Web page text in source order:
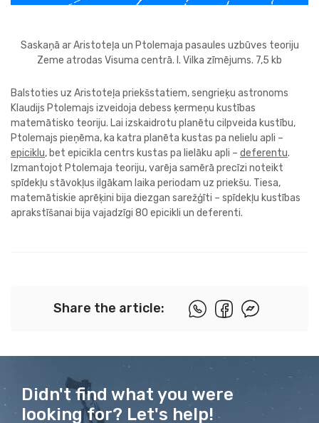
Saskaņā ar Aristoteļa un Ptolemaja pasaules uzbūves teoriju
Zeme atrodas Visuma centrā. I. Vilka zīmējums. 7,5 kb
Balstoties uz Aristoteļa priekšstatiem, sengrieķu astronoms
Klaudijs Ptolemajs izveidoja debess ķermeņu kustības
matemātisko teoriju. Lai izskaidrotu planētu cilpveida kustību,
Ptolemajs pieņēma, ka katra planēta kustas pa nelielu apli –
epiciklu, bet epicikla centrs kustas pa lielāku apli – deferentu.
Izmantojot Ptolemaja teoriju, varēja samērā precīzi noteikt
spīdekļu stāvokļus ilgākam laika periodam uz priekšu. Tiesa,
matemātiskie aprēķini bija diezgan sarežģīti – spīdekļu kustības
aprakstīšanai bija vajadzīgi 80 epicikli un deferenti.
Share the article:
Didn't find what you were
looking for? Let's help!